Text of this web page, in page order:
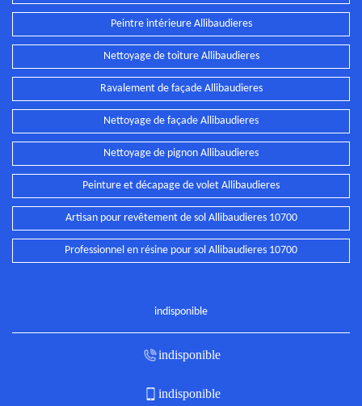
Peintre intérieure Allibaudieres
Nettoyage de toiture Allibaudieres
Ravalement de façade Allibaudieres
Nettoyage de façade Allibaudieres
Nettoyage de pignon Allibaudieres
Peinture et décapage de volet Allibaudieres
Artisan pour revêtement de sol Allibaudieres 10700
Professionnel en résine pour sol Allibaudieres 10700
indisponible
indisponible
indisponible